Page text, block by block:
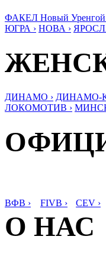
ФАКЕЛ Новый Уренгой
ЮГРА › НОВА ›
ДИНАМО › ДИНАМО-
ЛОКОМОТИВ ›
ВФВ › FIVB › CEV ›
О НАС